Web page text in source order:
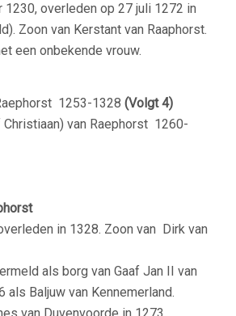
1230, overleden op 27 juli 1272 in
Zoon van Kerstant van Raaphorst.
een onbekende vrouw.
1253-1328 (Volgt 4)
van Raephorst 1260-
in 1328. Zoon van Dirk van
als borg van Gaaf Jan II van
als Baljuw van Kennemerland.